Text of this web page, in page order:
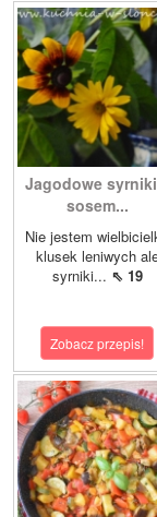
Jagodowe
sosem...
Nie jestem
klusek leniwych
syrniki... ⇖ 19
Zobacz przepis!